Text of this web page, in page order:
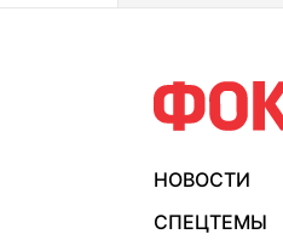
НОВОСТИ
СПЕЦТЕМЫ